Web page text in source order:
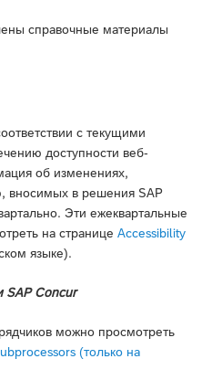
справочные материалы
с текущими
доступности веб-
об изменениях,
вносимых в решения SAP
Эти ежеквартальные
на странице Accessibility
языке).
SAP Concur
можно просмотреть
(только на